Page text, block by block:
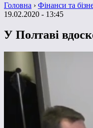
Головна › Фінанси та
19.02.2020 - 13:45
У Полтаві